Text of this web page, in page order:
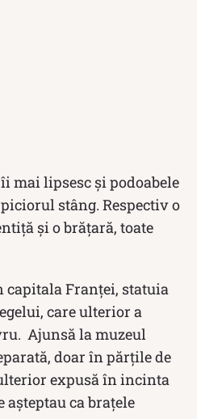
mai lipsesc și podoabele
stâng. Respectiv o
și o brățară, toate
capitala Franței, statuia
care ulterior a
Ajunsă la muzeul
doar în părțile de
expusă în incinta
ca brațele